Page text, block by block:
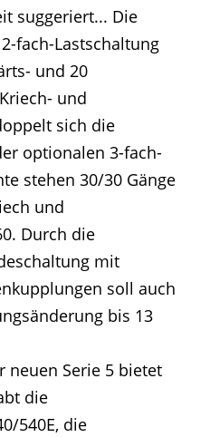
suggeriert... Die
fach-Lastschaltung
und 20
und
sich die
optionalen 3-fach-
stehen 30/30 Gänge
und
Durch die
mit
soll auch
bis 13
neuen Serie 5 bietet
die
540E, die